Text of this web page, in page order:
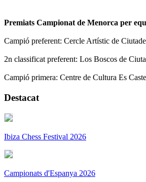
Premiats Campionat de Menorca per
Campió preferent: Cercle Artístic de
2n classificat preferent: Los Boscos de
Campió primera: Centre de Cultura Es
Destacat
Ibiza Chess Festival 2026
Campionats d'Espanya 2026